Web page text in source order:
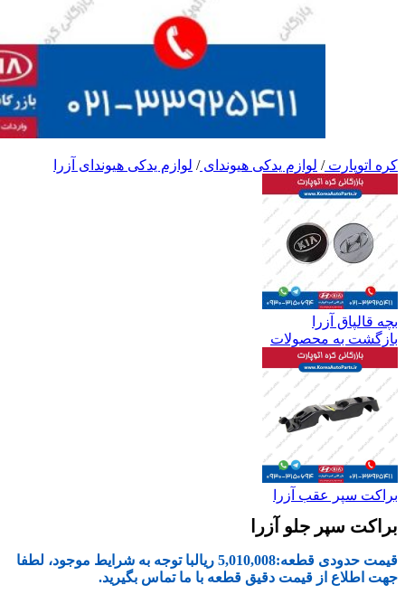
کره اتوپارت/ لوازم یدکی هیوندای/ لوازم یدکی هیوندای آزرا
بچه قالپاق آزرا
بازگشت به محصولات
براکت سپر عقب آزرا
براکت سپر جلو آزرا
قیمت حدودی قطعه:5,010,008 ریالبا توجه به شرایط موجود، لطفا
جهت اطلاع از قیمت دقیق قطعه با ما تماس بگیرید.